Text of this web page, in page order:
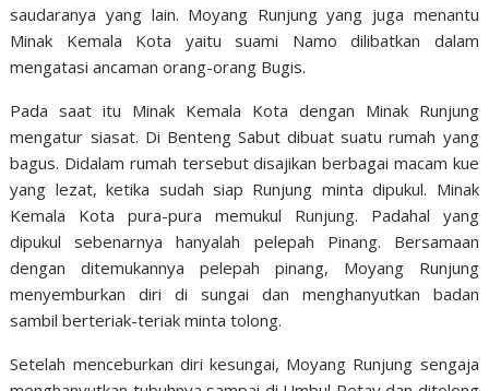
saudaranya yang lain. Moyang Runjung yang juga menantu
Minak Kemala Kota yaitu suami Namo dilibatkan dalam
mengatasi ancaman orang-orang Bugis.
Pada saat itu Minak Kemala Kota dengan Minak Runjung
mengatur siasat. Di Benteng Sabut dibuat suatu rumah yang
bagus. Didalam rumah tersebut disajikan berbagai macam kue
yang lezat, ketika sudah siap Runjung minta dipukul. Minak
Kemala Kota pura-pura memukul Runjung. Padahal yang
dipukul sebenarnya hanyalah pelepah Pinang. Bersamaan
dengan ditemukannya pelepah pinang, Moyang Runjung
menyemburkan diri di sungai dan menghanyutkan badan
sambil berteriak-teriak minta tolong.
Setelah menceburkan diri kesungai, Moyang Runjung sengaja